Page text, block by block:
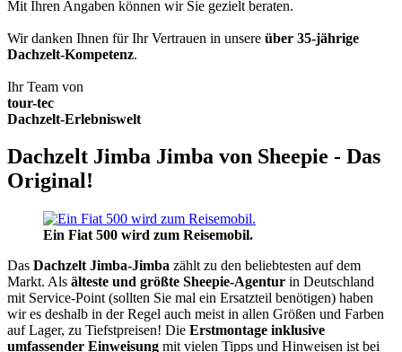
Mit Ihren Angaben können wir Sie gezielt beraten.
Wir danken Ihnen für Ihr Vertrauen in unsere über 35-jährige
Dachzelt-Kompetenz.
Ihr Team von
tour-tec
Dachzelt-Erlebniswelt
Dachzelt Jimba Jimba von Sheepie - Das
Original!
Ein Fiat 500 wird zum Reisemobil.
Das Dachzelt Jimba-Jimba zählt zu den beliebtesten auf dem
Markt. Als älteste und größte Sheepie-Agentur in Deutschland
mit Service-Point (sollten Sie mal ein Ersatzteil benötigen) haben
wir es deshalb in der Regel auch meist in allen Größen und Farben
auf Lager, zu Tiefstpreisen! Die Erstmontage inklusive
umfassender Einweisung mit vielen Tipps und Hinweisen ist bei